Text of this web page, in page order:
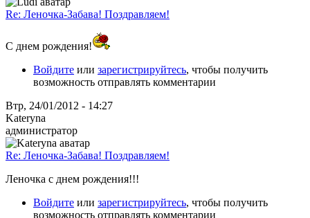
Re: Леночка-Забава! Поздравляем!
С днем рождения!
Войдите или зарегистрируйтесь, чтобы получить
возможность отправлять комментарии
Втр, 24/01/2012 - 14:27
Kateryna
администратор
Re: Леночка-Забава! Поздравляем!
Леночка с днем рождения!!!
Войдите или зарегистрируйтесь, чтобы получить
возможность отправлять комментарии